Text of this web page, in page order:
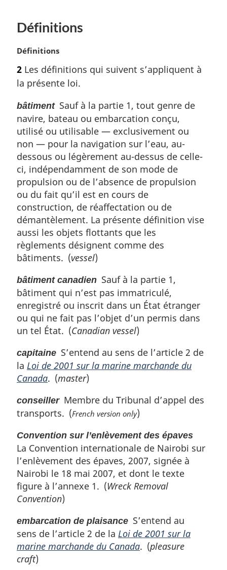
r
i
a
:
Définitions
N
t
e
a
r
g
n
a
l
e
:
Définitions
2 Les définitions qui suivent s’appliquent à
la présente loi.
bâtimentSauf à la partie 1, tout genre de
navire, bateau ou embarcation conçu,
utilisé ou utilisable — exclusivement ou
non — pour la navigation sur l’eau, au-
dessous ou légèrement au-dessus de celle-
ci, indépendamment de son mode de
propulsion ou de l’absence de propulsion
ou du fait qu’il est en cours de
construction, de réaffectation ou de
démantèlement. La présente définition vise
aussi les objets flottants que les
règlements désignent comme des
bâtiments. (vessel)
bâtiment canadien Sauf à la partie 1,
bâtiment qui n’est pas immatriculé,
enregistré ou inscrit dans un État étranger
ou qui ne fait pas l’objet d’un permis dans
un tel État. (Canadian vessel)
capitaine S’entend au sens de l’article 2 de
la Loi de 2001 sur la marine marchande du
Canada. (master)
conseillerMembre du Tribunal d’appel des
transports. (French version only)
Convention sur l’enlèvement des épaves
La Convention internationale de Nairobi sur
l’enlèvement des épaves, 2007, signée à
Nairobi le 18 mai 2007, et dont le texte
figure à l’annexe 1. (Wreck Removal
Convention)
embarcation de plaisance S’entend au
sens de l’article 2 de la Loi de 2001 sur la
marine marchande du Canada. (pleasure
craft)